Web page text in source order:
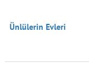
Ünlülerin Evleri